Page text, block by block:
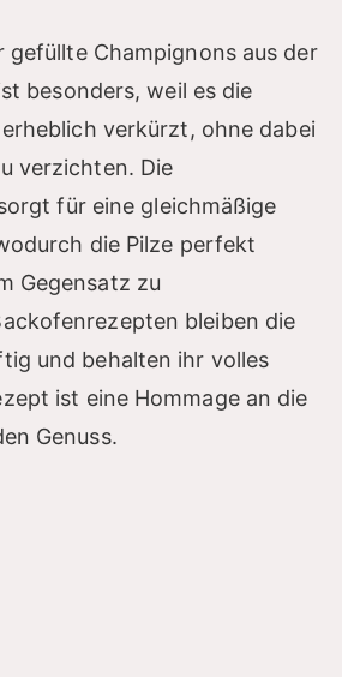
gefüllte Champignons aus der
besonders, weil es die
verkürzt, ohne dabei
verzichten. Die
für eine gleichmäßige
die Pilze perfekt
Gegensatz zu
bleiben die
und behalten ihr volles
ist eine Hommage an die
Genuss.